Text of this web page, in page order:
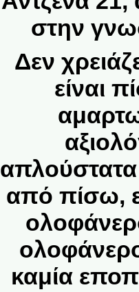
στην
Δεν
είναι
απλούστατα
από πίσω,
καμία